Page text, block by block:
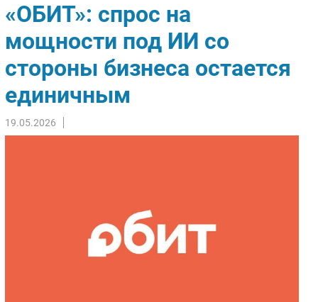
Импорто­замещение
Автоматизация Промышленности
Интернет
Мобильная связь
Фиксированная связь
Интеграция
«ОБИТ»: спрос на
мощности под ИИ со
стороны бизнеса остается
единичным
19.05.2026